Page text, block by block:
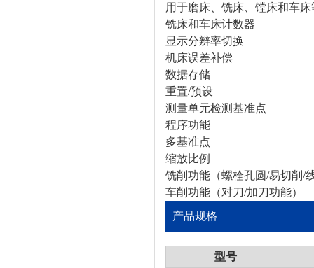
用于磨床、铣床、镗床和车
铣床和车床计数器
显示分辨率切换
机床误差补偿
数据存储
重置/预设
测量单元检测基准点
程序功能
多基准点
缩放比例
铣削功能（螺栓孔圆/易切削/
车削功能（对刀/加刀功能）
产品规格
型号